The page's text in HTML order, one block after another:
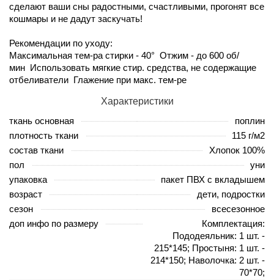
сделают ваши сны радостными, счастливыми, прогонят все
кошмары и не дадут заскучать!
Рекомендации по уходу:
Максимальная тем-ра стирки - 40° Отжим - до 600 об/
мин Использовать мягкие стир. средства, не содержащие
отбеливатели Глажение при макс. тем-ре
Характеристики
ткань основная
поплин
плотность ткани
115 г/м2
состав ткани
Хлопок 100%
пол
уни
упаковка
пакет ПВХ с вкладышем
возраст
дети, подростки
сезон
всесезонное
доп инфо по размеру
Комплектация:
Пододеяльник: 1 шт. -
215*145; Простыня: 1 шт. -
214*150; Наволочка: 2 шт. -
70*70;